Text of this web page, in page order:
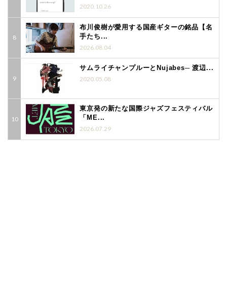
2020.10.26
布川俊樹が愛用する国産ギターの銘品【名
手たち...
2026.08.04
サムライチャンプルーとNujabes─ 渡辺...
2020.05.08
東京発の新たな国際ジャズフェスティバル
「ME...
2026.07.29